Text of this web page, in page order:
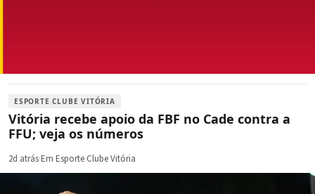
ESPORTE CLUBE VITÓRIA
Vitória recebe apoio da FBF no Cade contra a
FFU; veja os números
2d atrás·Em Esporte Clube Vitória